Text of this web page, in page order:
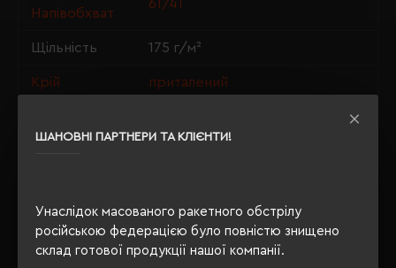
ШАНОВНІ ПАРТНЕРИ ТА КЛІЄНТИ!
Унаслідок масованого ракетного обстрілу
російською федерацією було повністю знищено
склад готової продукції нашої компанії.
Напівобхват
61/41
Щільність 175 г/м²
Крій приталений
упаковки
content standard, Organic
blended content standard